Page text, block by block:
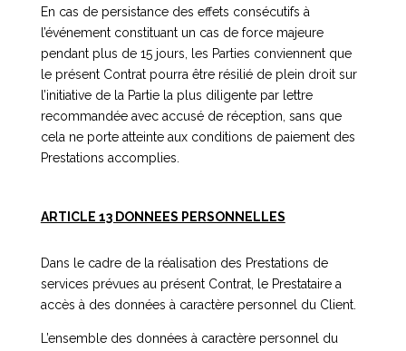
En cas de persistance des effets consécutifs à
l’événement constituant un cas de force majeure
pendant plus de 15 jours, les Parties conviennent que
le présent Contrat pourra être résilié de plein droit sur
l’initiative de la Partie la plus diligente par lettre
recommandée avec accusé de réception, sans que
cela ne porte atteinte aux conditions de paiement des
Prestations accomplies.
ARTICLE 13 DONNEES PERSONNELLES
Dans le cadre de la réalisation des Prestations de
services prévues au présent Contrat, le Prestataire a
accès à des données à caractère personnel du Client.
L’ensemble des données à caractère personnel du